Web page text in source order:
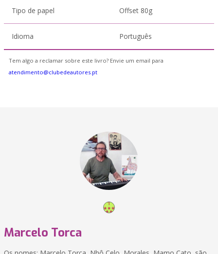
Tipo de papel Offset 80g
Idioma Português
Tem algo a reclamar sobre este livro? Envie um email para
atendimento@clubedeautores.pt
Marcelo Torca